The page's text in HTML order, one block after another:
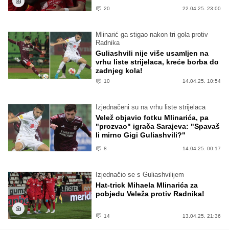
20 22.04.25. 23:00
Mlinarić ga stigao nakon tri gola protiv
Radnika
Guliashvili nije više usamljen na
vrhu liste strijelaca, kreće borba do
zadnjeg kola!
10 14.04.25. 10:54
Izjednačeni su na vrhu liste strijelaca
Velež objavio fotku Mlinarića, pa
"prozvao" igrača Sarajeva: "Spavaš
li mirno Gigi Guliashvili?"
8 14.04.25. 00:17
Izjednačio se s Guliashvilijem
Hat-trick Mihaela Mlinarića za
pobjedu Veleža protiv Radnika!
14 13.04.25. 21:36